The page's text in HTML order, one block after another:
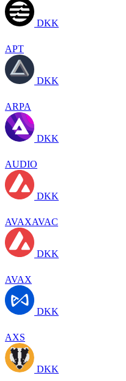
DKK
APT
DKK
ARPA
DKK
AUDIO
DKK
AVAXAVAC
DKK
AVAX
DKK
AXS
DKK